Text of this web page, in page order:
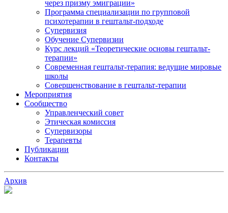
через призму эмиграции»
Программа специализации по групповой
психотерапии в гештальт-подходе
Супервизия
Обучение Супервизии
Курс лекций «Теоретические основы гештальт-
терапии»
Современная гештальт-терапия: ведущие мировые
школы
Совершенствование в гештальт-терапии
Мероприятия
Сообщество
Управленческий совет
Этическая комиссия
Супервизоры
Терапевты
Публикации
Контакты
Архив